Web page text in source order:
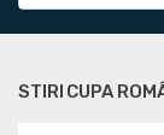
STIRI CUPA